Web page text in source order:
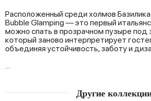
Расположенный среди холмов
Bubble Glamping — это первый
можно спать в прозрачном пузыре под
который заново интерпретирует
объединяя устойчивость, заботу и
…
Другие